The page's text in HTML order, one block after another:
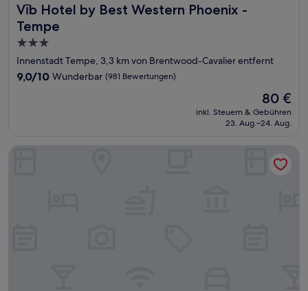
Vīb Hotel by Best Western Phoenix -
Tempe
Vīb Hotel by Best Western Phoenix - Tempe
3.0-
Sterne-
Unterkunft
Innenstadt Tempe, 3,3 km von Brentwood-Cavalier entfernt
9.0
9,0/10 Wunderbar (981 Bewertungen)
Der
Preis
beträgt
80 €
inkl. Steuern & Gebühren
23. Aug.–24. Aug.